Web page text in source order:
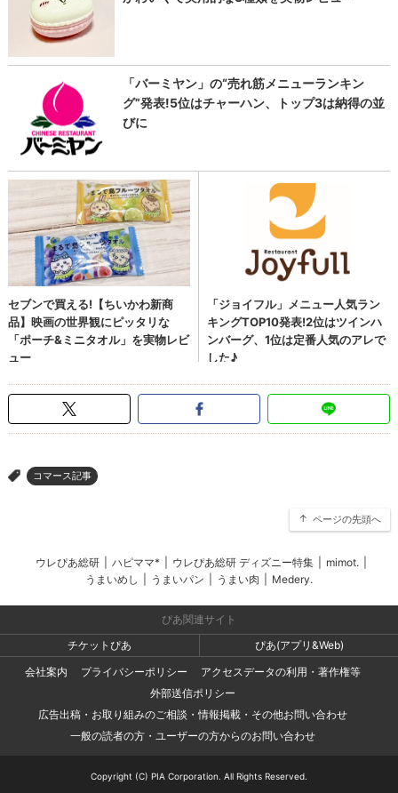
> コマース記事
ページの先頭へ
ウレぴあ総研 ハピママ* ウレぴあ総研 ディズニー特集 mimot.
うまいめし
うまいパン うまい肉 Medery.
ぴあ関連サイト
チケットぴあ
ぴあ(アプリ&Web)
会社案内
プライバシーポリシー
アクセスデータの利用・著作権等
外部送信ポリシー
広告出稿・お取り組みのご相談・情報掲載・その他お問い合わせ
一般の読者の方・ユーザーの方からのお問い合わせ
Copyright (C) PIA Corporation. All Rights Reserved.